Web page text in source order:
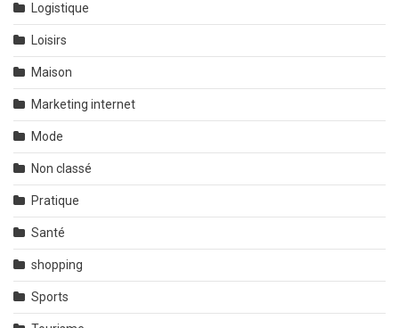
Logistique
Loisirs
Maison
Marketing internet
Mode
Non classé
Pratique
Santé
shopping
Sports